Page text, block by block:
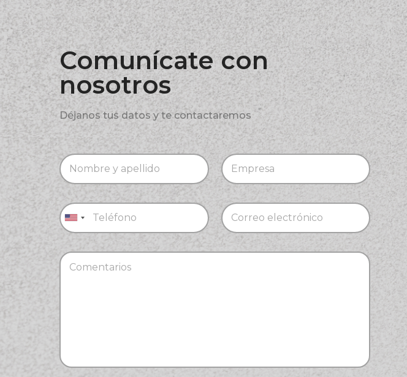
Comunícate con
nosotros
Déjanos tus datos y te contactaremos